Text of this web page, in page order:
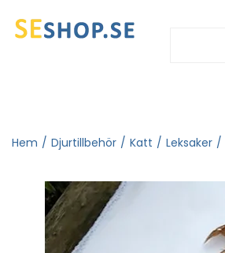
Hem / Djurtillbehör / Katt / Leksaker /